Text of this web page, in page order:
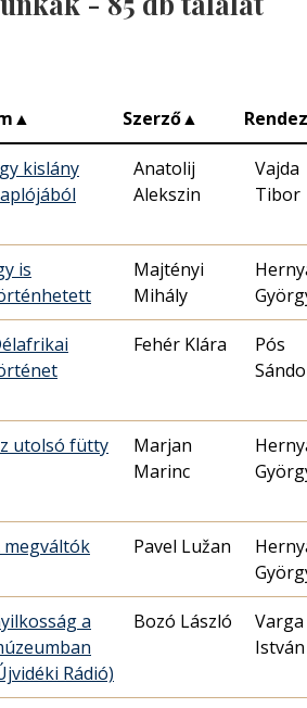
▲ Szerző▲
kislány
Anatolij
Alekszin
Vajda
Tibor
is
Majtényi
Mihály
Fehér Klára
Pós
utolsó fütty
Marjan
Marinc
megváltók Pavel Lužan
a
Rádió)
Bozó László
Varga
István